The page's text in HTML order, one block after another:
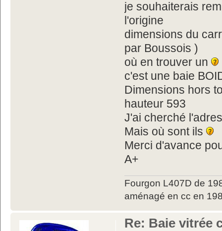
je souhaiterais
l'origine
dimensions du
par Boussois )
où en trouver un
c'est une baie
Dimensions hors
hauteur 593
J'ai cherché
Mais où sont ils
Merci d'avance
A+
Fourgon L407D de
aménagé en cc en
Re: Baie vitrée